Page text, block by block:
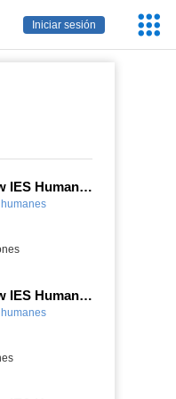
Iniciar sesión
Talent Show IES Humanes
humanes
Talent Show IES Humanes
humanes